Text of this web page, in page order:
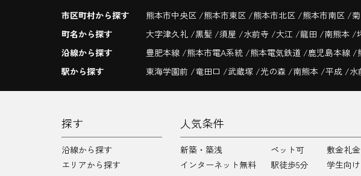
市区町村から探す 熊本市中央区 熊本市東区 熊本市北区 熊本市南区
町名から探す
大字津久礼 黒髪 須屋 水前寺 大江 龍田 南熊本
沿線から探す
豊肥本線 熊本市電A系統 熊本電気鉄道 鹿児島本線
駅から探す
東海学園前 竜田口 武蔵塚 光の森 南熊本 平成 水
探す
沿線から探す
エリアから探す
人気条件
新築・築浅 ペット可
敷金礼
インターネット無料
駅徒歩5分
学生向け